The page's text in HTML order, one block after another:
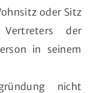
oder Sitz
Vertreters der
in seinem
nicht